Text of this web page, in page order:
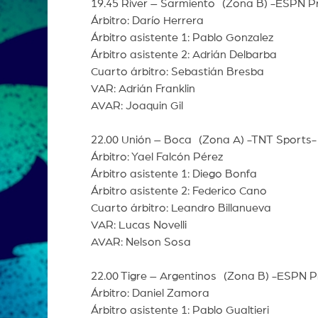
19.45 River – Sarmiento (Zona B) -ESPN
Árbitro: Darío Herrera
Árbitro asistente 1: Pablo Gonzalez
Árbitro asistente 2: Adrián Delbarba
Cuarto árbitro: Sebastián Bresba
VAR: Adrián Franklin
AVAR: Joaquin Gil
22.00 Unión – Boca (Zona A) -TNT Sports-
Árbitro: Yael Falcón Pérez
Árbitro asistente 1: Diego Bonfa
Árbitro asistente 2: Federico Cano
Cuarto árbitro: Leandro Billanueva
VAR: Lucas Novelli
AVAR: Nelson Sosa
22.00 Tigre – Argentinos (Zona B) -ESPN
Árbitro: Daniel Zamora
Árbitro asistente 1: Pablo Gualtieri